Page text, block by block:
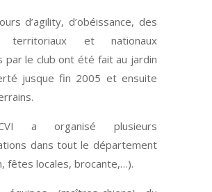
d’agility, d’obéissance, des
territoriaux et nationaux
par le club ont été fait au jardin
jusque fin 2005 et ensuite
a organisé plusieurs
dans tout le département
fêtes locales, brocante,…).